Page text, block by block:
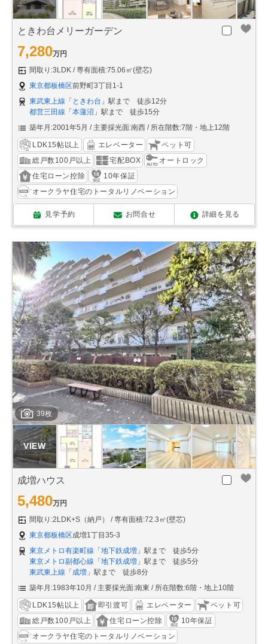
ときわ台メリーガーデン
7,280万円
間取り:3LDK
専有面積:75.06㎡(壁芯)
東京都板橋区前野町3丁目1-1
東武東上線 「 ときわ台 」駅まで 徒歩12分
都営三田線 「 本蓮沼 」駅まで 徒歩15分
築年月:2001年5月
主要採光面:南西 所在階数:7階・地上12階
LDK15帖以上 エレベーター
ペット可
総戸数100戸以上
宅配BOX
オートロック
住宅ローン控除
10年保証
オークラヤ住宅のトータルリノベーション
見学予約 お問合せ 詳細を見る
39枚
成増ハウス
5,480万円
間取り:2LDK+S（納戸）
専有面積:72.3㎡(壁芯)
東京都板橋区成増1丁目35-3
東京メトロ有楽町線 「地下鉄成増 」駅まで 徒歩5分
東京メトロ副都心線 「地下鉄成増 」駅まで 徒歩5分
東武東上線 「成増 」駅まで 徒歩8分
築年月:1983年10月
主要採光面:南東 所在階数:6階・地上10階
LDK15帖以上 即引渡可 エレベーター
ペット可
総戸数100戸以上
住宅ローン控除
10年保証
オークラヤ住宅のトータルリノベーション